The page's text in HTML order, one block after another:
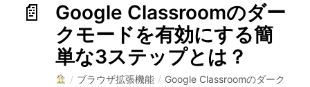
Google Classroomのダー
クモードを有効にする簡
単な3ステップとは？
/ ブラウザ拡張機能 / Google Classroomのダーク